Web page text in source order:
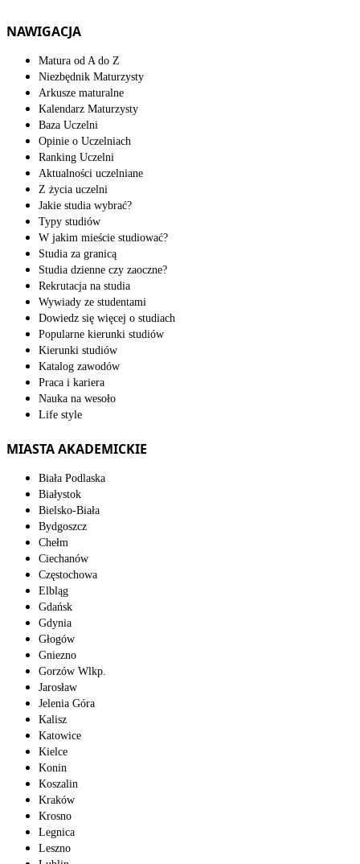
NAWIGACJA
Matura od A do Z
Niezbędnik Maturzysty
Arkusze maturalne
Kalendarz Maturzysty
Baza Uczelni
Opinie o Uczelniach
Ranking Uczelni
Aktualności uczelniane
Z życia uczelni
Jakie studia wybrać?
Typy studiów
W jakim mieście studiować?
Studia za granicą
Studia dzienne czy zaoczne?
Rekrutacja na studia
Wywiady ze studentami
Dowiedz się więcej o studiach
Popularne kierunki studiów
Kierunki studiów
Katalog zawodów
Praca i kariera
Nauka na wesoło
Life style
MIASTA AKADEMICKIE
Biała Podlaska
Białystok
Bielsko-Biała
Bydgoszcz
Chełm
Ciechanów
Częstochowa
Elbląg
Gdańsk
Gdynia
Głogów
Gniezno
Gorzów Wlkp.
Jarosław
Jelenia Góra
Kalisz
Katowice
Kielce
Konin
Koszalin
Kraków
Krosno
Legnica
Leszno